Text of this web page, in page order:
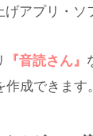
アプリ・ソ
『音読さん』
成できます。